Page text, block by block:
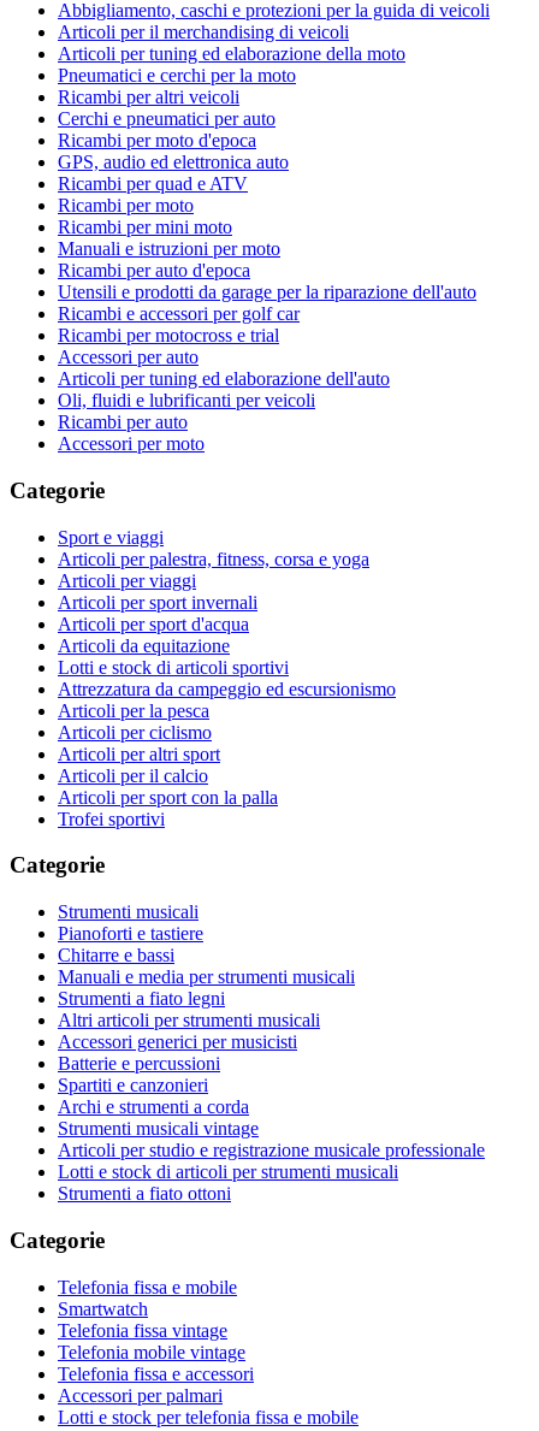
Abbigliamento, caschi e protezioni per la guida di veicoli
Articoli per il merchandising di veicoli
Articoli per tuning ed elaborazione della moto
Pneumatici e cerchi per la moto
Ricambi per altri veicoli
Cerchi e pneumatici per auto
Ricambi per moto d'epoca
GPS, audio ed elettronica auto
Ricambi per quad e ATV
Ricambi per moto
Ricambi per mini moto
Manuali e istruzioni per moto
Ricambi per auto d'epoca
Utensili e prodotti da garage per la riparazione dell'auto
Ricambi e accessori per golf car
Ricambi per motocross e trial
Accessori per auto
Articoli per tuning ed elaborazione dell'auto
Oli, fluidi e lubrificanti per veicoli
Ricambi per auto
Accessori per moto
Categorie
Sport e viaggi
Articoli per palestra, fitness, corsa e yoga
Articoli per viaggi
Articoli per sport invernali
Articoli per sport d'acqua
Articoli da equitazione
Lotti e stock di articoli sportivi
Attrezzatura da campeggio ed escursionismo
Articoli per la pesca
Articoli per ciclismo
Articoli per altri sport
Articoli per il calcio
Articoli per sport con la palla
Trofei sportivi
Categorie
Strumenti musicali
Pianoforti e tastiere
Chitarre e bassi
Manuali e media per strumenti musicali
Strumenti a fiato legni
Altri articoli per strumenti musicali
Accessori generici per musicisti
Batterie e percussioni
Spartiti e canzonieri
Archi e strumenti a corda
Strumenti musicali vintage
Articoli per studio e registrazione musicale professionale
Lotti e stock di articoli per strumenti musicali
Strumenti a fiato ottoni
Categorie
Telefonia fissa e mobile
Smartwatch
Telefonia fissa vintage
Telefonia mobile vintage
Telefonia fissa e accessori
Accessori per palmari
Lotti e stock per telefonia fissa e mobile